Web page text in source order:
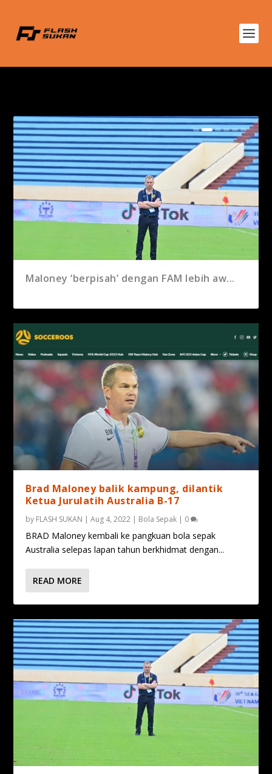
Brad Maloney balik kampung, dilantik Ketua
Maloney ‘berpisah’ dengan FAM lebih aw...
“Insiden kad merah, penalti di penghujung
ba...
Piala AFC B-23 : Skuad Malaysia akhiri
kempen deng...
Piala AFC B-23 : Malaysia B-23 buru penamat
kemena...
“Biar habis aksi lawan Vietnam dulu, baru
sa...
Brad Maloney balik kampung, dilantik
Ketua Jurulatih Australia B-17
by FLASH SUKAN |Aug 4, 2022 | Bola Sepak | 0
BRAD Maloney kembali ke pangkuan bola sepak
Australia selepas lapan tahun berkhidmat dengan...
READ MORE